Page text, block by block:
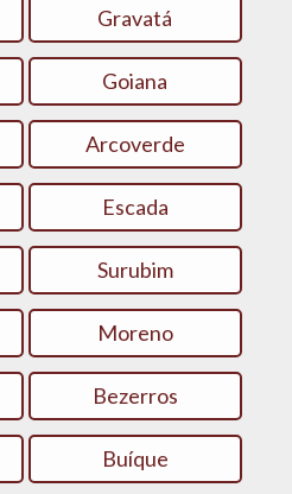
Gravatá
Goiana
Arcoverde
Escada
Surubim
Moreno
Bezerros
Buíque